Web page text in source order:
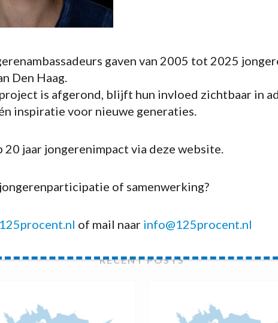
RECENT POSTS
gaven van 2005 tot 2025
Den Haag.
is afgerond, blijft hun invloed zichtbaar in
inspiratie voor nieuwe generaties.
20 jaar jongerenimpact via deze website.
of samenwerking?
of mail naar info@125procent.nl